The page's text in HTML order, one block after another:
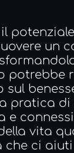
un
potrebbe
pratica
vita
che ci